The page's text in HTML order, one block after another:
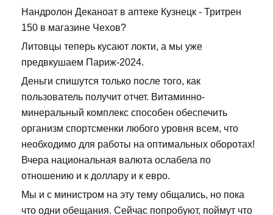
Нандролон Деканоат в аптеке Кузнецк - Тритрен
150 в магазине Чехов?
Литовцы теперь кусают локти, а мы уже
предвкушаем Париж-2024.
Деньги спишутся только после того, как
пользователь получит отчет. Витаминно-
минеральный комплекс способен обеспечить
организм спортсменки любого уровня всем, что
необходимо для работы на оптимальных оборотах!
Вчера национальная валюта ослабела по
отношению и к доллару и к евро.
Мы и с министром на эту тему общались, но пока
что одни обещания. Сейчас попробуют, поймут что